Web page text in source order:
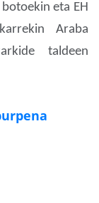
eta EH
Araba
taldeen